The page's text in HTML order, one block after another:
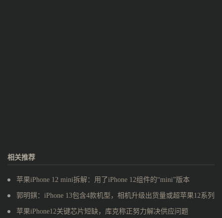
相关推荐
苹果iPhone 12 mini拆解：用了iPhone 12组件的“mini”版本
郭明錤：iPhone 13包含4款机型，相机升级出货量或超苹果12系列
苹果iPhone12关键芯片短缺，库克称正努力解决供应问题